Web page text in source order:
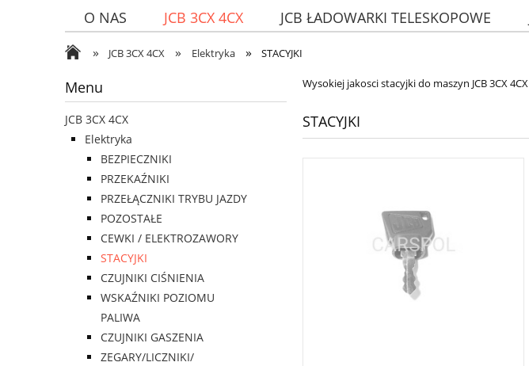
O NAS JCB 3CX 4CX JCB ŁADOWARKI TELESKOPOWE
» JCB 3CX 4CX » Elektryka » STACYJKI
Menu
JCB 3CX 4CX
Elektryka
BEZPIECZNIKI
PRZEKAŹNIKI
PRZEŁĄCZNIKI TRYBU JAZDY
POZOSTAŁE
CEWKI / ELEKTROZAWORY
STACYJKI
CZUJNIKI CIŚNIENIA
WSKAŹNIKI POZIOMU
PALIWA
CZUJNIKI GASZENIA
ZEGARY/LICZNIKI/
Wysokiej jakosci stacyjki do maszyn JCB 3CX 4CX
STACYJKI